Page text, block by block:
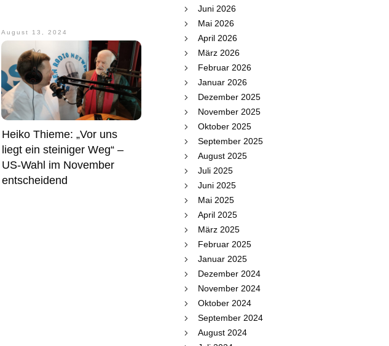
August 13, 2024
Heiko Thieme: „Vor uns
liegt ein steiniger Weg“ –
US-Wahl im November
entscheidend
Juni 2026
Mai 2026
April 2026
März 2026
Februar 2026
Januar 2026
Dezember 2025
November 2025
Oktober 2025
September 2025
August 2025
Juli 2025
Juni 2025
Mai 2025
April 2025
März 2025
Februar 2025
Januar 2025
Dezember 2024
November 2024
Oktober 2024
September 2024
August 2024